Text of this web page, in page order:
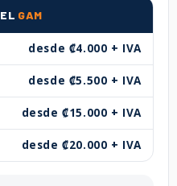
GAM
desde ₡4.000 + IVA
desde ₡5.500 + IVA
desde ₡15.000 + IVA
desde ₡20.000 + IVA